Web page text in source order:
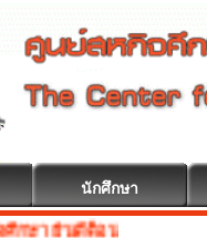
นักศึกษา
ยินดีต้อนรับ